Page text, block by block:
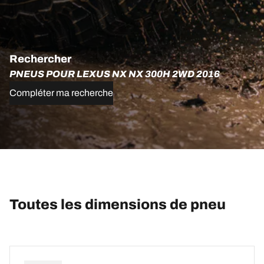
Rechercher
PNEUS POUR LEXUS NX NX 300H 2WD 2016
Compléter ma recherche
Toutes les dimensions de pneu